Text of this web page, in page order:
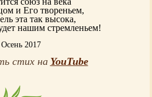
и Его твореньем,
эта так высока,
нашим стремленьем!
Осень 2017
стих на YouTube